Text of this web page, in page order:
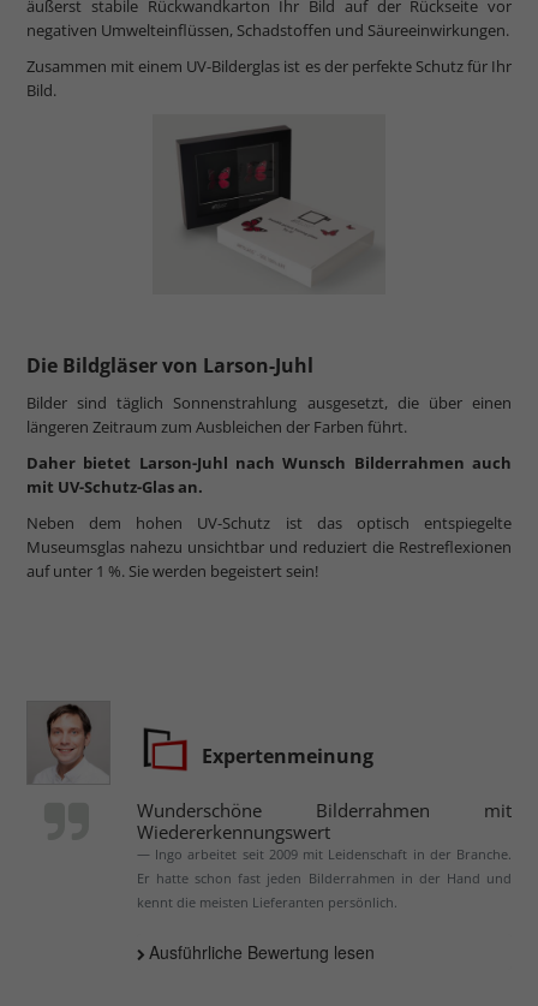
äußerst stabile Rückwandkarton Ihr Bild auf der Rückseite vor
negativen Umwelteinflüssen, Schadstoffen und Säureeinwirkungen.
Zusammen mit einem UV-Bilderglas ist es der perfekte Schutz für Ihr
Bild.
Die Bildgläser von Larson-Juhl
Bilder sind täglich Sonnenstrahlung ausgesetzt, die über einen
längeren Zeitraum zum Ausbleichen der Farben führt.
Daher bietet Larson-Juhl nach Wunsch Bilderrahmen auch
mit UV-Schutz-Glas an.
Neben dem hohen UV-Schutz ist das optisch entspiegelte
Museumsglas nahezu unsichtbar und reduziert die Restreflexionen
auf unter 1 %. Sie werden begeistert sein!
Expertenmeinung
Wunderschöne Bilderrahmen mit
Wiedererkennungswert
Ingo arbeitet seit 2009 mit Leidenschaft in der Branche.
Er hatte schon fast jeden Bilderrahmen in der Hand und
kennt die meisten Lieferanten persönlich.
Ausführliche Bewertung lesen